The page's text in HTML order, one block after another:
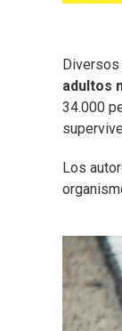
adultos
34.000
Los